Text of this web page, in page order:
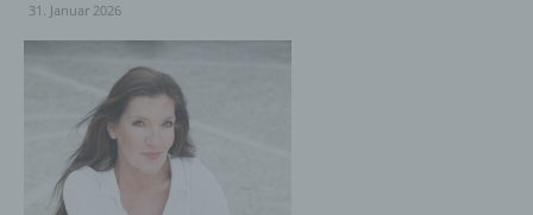
31. Januar 2026